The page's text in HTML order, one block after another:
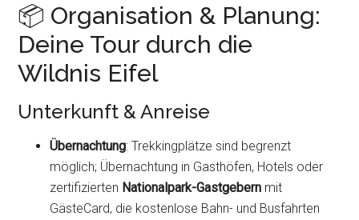
📦 Organisation & Planung:
Deine Tour durch die
Wildnis Eifel
Unterkunft & Anreise
Übernachtung: Trekkingplätze sind begrenzt
möglich; Übernachtung in Gasthöfen, Hotels oder
zertifizierten Nationalpark-Gastgebern mit
GästeCard, die kostenlose Bahn- und Busfahrten